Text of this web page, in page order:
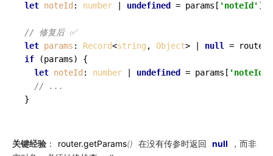
let noteId : number undefined = params[ 'noteId' ]
// 修复后 ✅
let params : Record<string , Object> | null
= router.
if (params) {
let noteId : number undefined = params[ 'noteId'
// ...
关键经验 ： router.getParams() 在没有传参时返回 null
，而非